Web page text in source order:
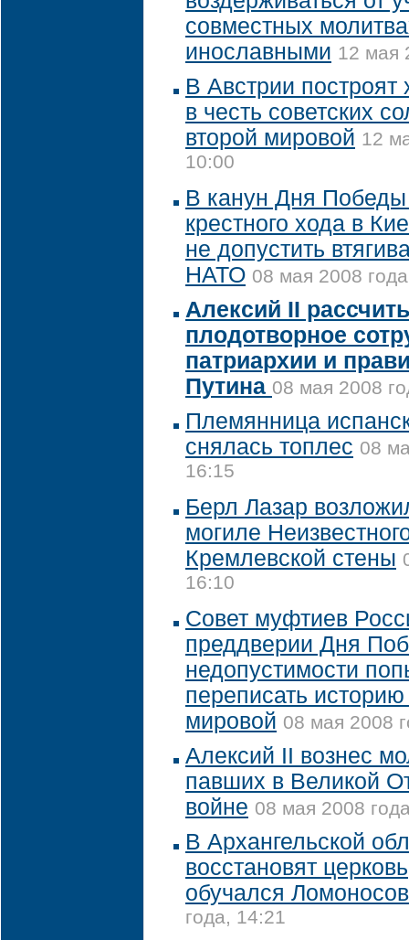
совместных
инославными 12 мая
В Австрии построят
в честь советских
второй мировой 12
10:00
В канун Дня Победы
крестного хода в
не допустить
НАТО 08 мая 2008
Алексий II
плодотворное
патриархии и
Путина 08 мая 2008
Племянница
снялась топлес 08
16:15
Берл Лазар
могиле
Кремлевской стены
16:10
Совет муфтиев
преддверии Дня
недопустимости
переписать историю
мировой 08 мая 2008
Алексий II вознес
павших в Великой
войне 08 мая 2008
В Архангельской
восстановят
обучался Ломоносов
года, 14:21